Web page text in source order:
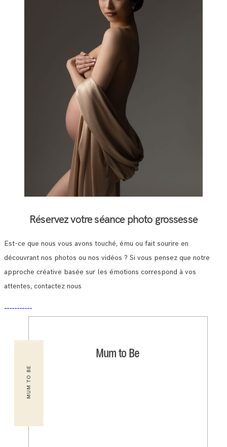
Réservez votre séance photo grossesse
Est-ce que nous vous avons touché, ému ou fait sourire en
découvrant nos photos ou nos vidéos ? Si vous pensez que notre
approche créative basée sur les émotions correspond à vos
attentes, contactez nous
Mum to Be
MUM TO BE